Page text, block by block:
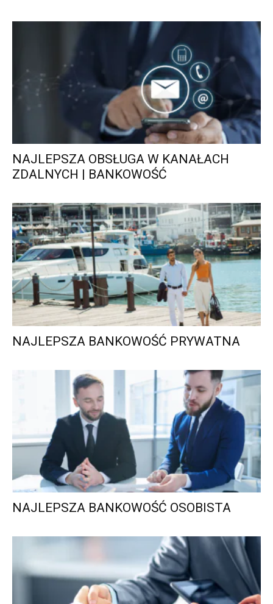
NAJLEPSZA OBSŁUGA W KANAŁACH
ZDALNYCH | BANKOWOŚĆ
NAJLEPSZA BANKOWOŚĆ PRYWATNA
NAJLEPSZA BANKOWOŚĆ OSOBISTA